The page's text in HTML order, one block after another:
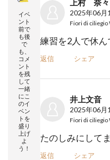
イベ
ント
前で
も後
で
も、
コメ
ント
を残
して
一緒
にこ
のイ
ベン
トを
盛り
上げ
よ
う！
上村 奈々
2025年06月
練習を2人で休ん
返信 シェア
井上文音
2025年06月
たのしみにして
返信 シェア